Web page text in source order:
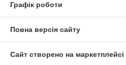
Графік роботи
Повна версія сайту
Сайт створено на маркетплейсі